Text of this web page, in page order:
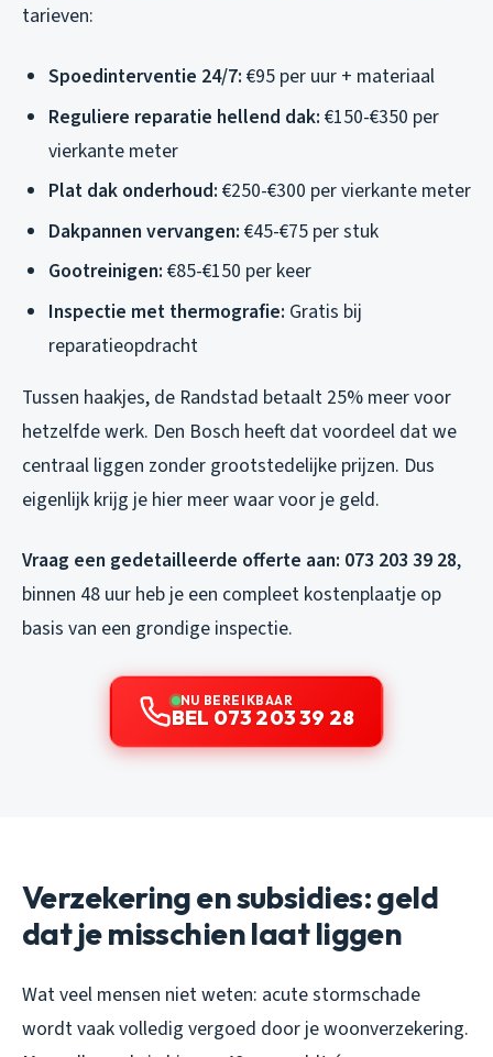
tarieven:
Spoedinterventie 24/7: €95 per uur + materiaal
Reguliere reparatie hellend dak: €150-€350 per
vierkante meter
Plat dak onderhoud: €250-€300 per vierkante meter
Dakpannen vervangen: €45-€75 per stuk
Gootreinigen: €85-€150 per keer
Inspectie met thermografie: Gratis bij
reparatieopdracht
Tussen haakjes, de Randstad betaalt 25% meer voor
hetzelfde werk. Den Bosch heeft dat voordeel dat we
centraal liggen zonder grootstedelijke prijzen. Dus
eigenlijk krijg je hier meer waar voor je geld.
Vraag een gedetailleerde offerte aan: 073 203 39 28,
binnen 48 uur heb je een compleet kostenplaatje op
basis van een grondige inspectie.
NU BEREIKBAAR
BEL 073 203 39 28
Verzekering en subsidies: geld
dat je misschien laat liggen
Wat veel mensen niet weten: acute stormschade
wordt vaak volledig vergoed door je woonverzekering.